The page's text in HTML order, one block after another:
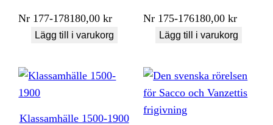
Nr 177-178180,00kr
Lägg till i varukorg
Nr 175-176180,00kr
Lägg till i varukorg
Klassamhälle 1500-1900